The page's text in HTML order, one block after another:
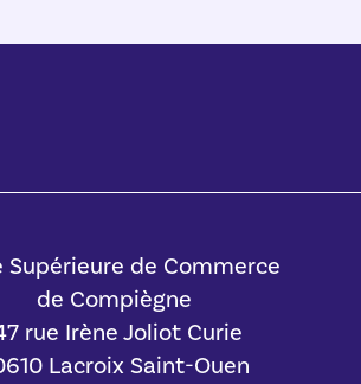
Supérieure de Commerce
de Compiègne
rue Irène Joliot Curie
Lacroix Saint-Ouen